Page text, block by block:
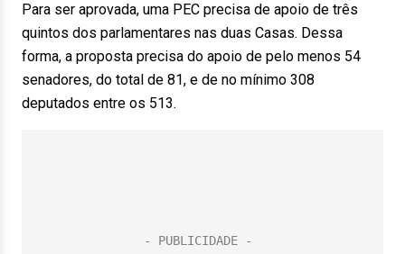
Para ser aprovada, uma PEC precisa de apoio de três
quintos dos parlamentares nas duas Casas. Dessa
forma, a proposta precisa do apoio de pelo menos 54
senadores, do total de 81, e de no mínimo 308
deputados entre os 513.